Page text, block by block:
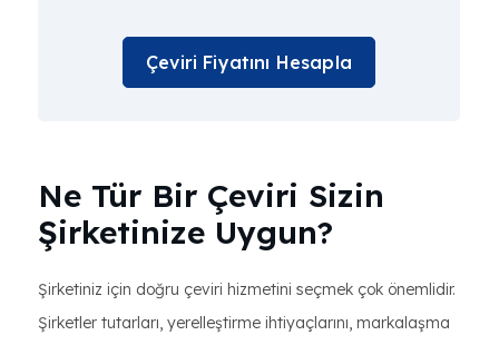
Çeviri Fiyatını Hesapla
Ne Tür Bir Çeviri Sizin
Şirketinize Uygun?
Şirketiniz için doğru çeviri hizmetini seçmek çok önemlidir.
Şirketler tutarları, yerelleştirme ihtiyaçlarını, markalaşma